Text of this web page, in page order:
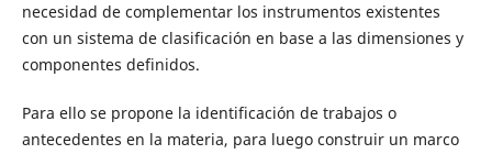
necesidad de complementar los instrumentos existentes
con un sistema de clasificación en base a las dimensiones y
componentes definidos.
Para ello se propone la identificación de trabajos o
antecedentes en la materia, para luego construir un marco